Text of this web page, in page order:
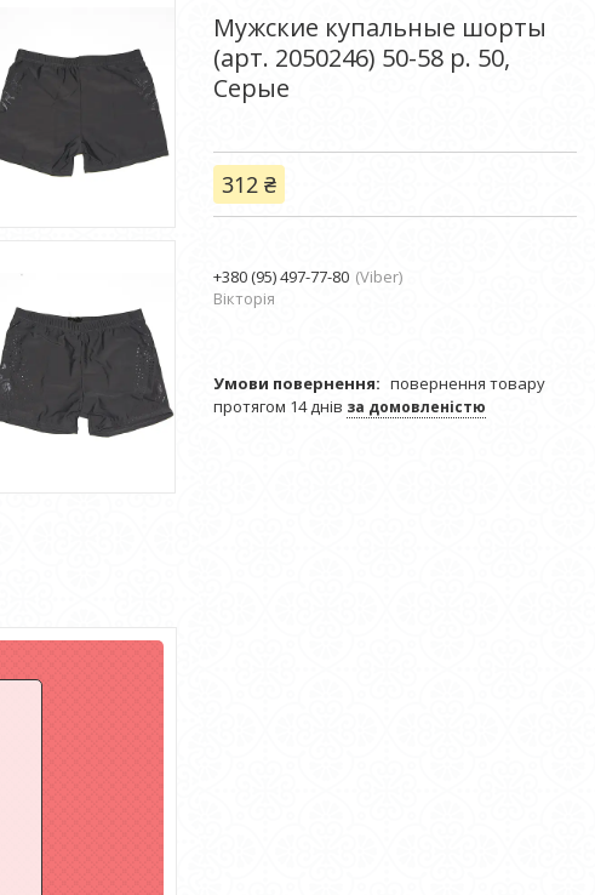
Мужские купальные шорты
(арт. 2050246) 50-58 р. 50,
Серые
312 ₴
+380 (95) 497-77-80 Viber
Вікторія
повернення товару
протягом 14 днів за домовленістю